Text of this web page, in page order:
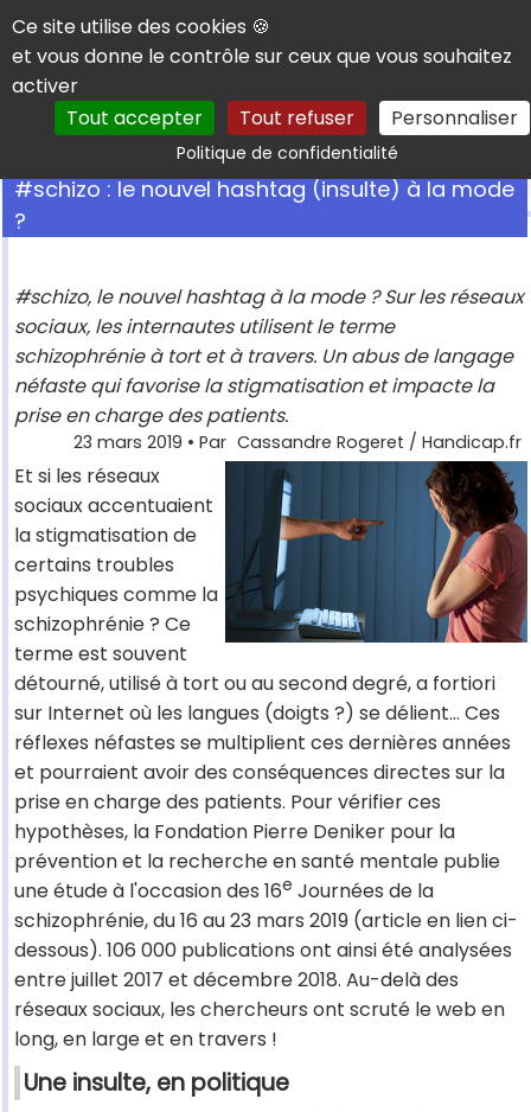
Panneau de gestion des cookies
Ce site utilise des cookies 🍪
et vous donne le contrôle sur ceux que vous souhaitez
activer
Tout accepter
Tout refuser Personnaliser
Politique de confidentialitéRechercher
#schizo : le nouvel hashtag (insulte) à la mode
?
#schizo, le nouvel hashtag à la mode ? Sur les réseaux
sociaux, les internautes utilisent le terme
schizophrénie à tort et à travers. Un abus de langage
néfaste qui favorise la stigmatisation et impacte la
prise en charge des patients.
23 mars 2019 • Par Cassandre Rogeret / Handicap.fr
Et si les réseaux
sociaux accentuaient
la stigmatisation de
certains troubles
psychiques comme la
schizophrénie ? Ce
terme est souvent
détourné, utilisé à tort ou au second degré, a fortiori
sur Internet où les langues (doigts ?) se délient… Ces
réflexes néfastes se multiplient ces dernières années
et pourraient avoir des conséquences directes sur la
prise en charge des patients. Pour vérifier ces
hypothèses, la Fondation Pierre Deniker pour la
prévention et la recherche en santé mentale publie
une étude à l'occasion des 16e Journées de la
schizophrénie, du 16 au 23 mars 2019 (article en lien ci-
dessous). 106 000 publications ont ainsi été analysées
entre juillet 2017 et décembre 2018. Au-delà des
réseaux sociaux, les chercheurs ont scruté le web en
long, en large et en travers !
Une insulte, en politique